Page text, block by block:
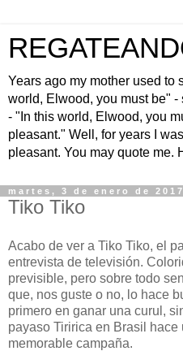
Years ago my mother used to
world, Elwood, you must be"
- "In this world, Elwood, you
pleasant." Well, for years I
pleasant. You may quote me.
martes, 3 de enero de 2017
Tiko Tiko
Acabo de ver a Tiko Tiko, el
entrevista de televisión.
previsible, pero sobre todo
que, nos guste o no, lo hace
primero en ganar una curul,
payaso Tiririca en Brasil hace
memorable campaña.